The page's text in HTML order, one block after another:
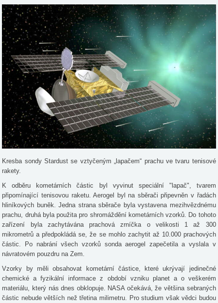
Kresba sondy Stardust se vztyčeným „lapačem“ prachu ve tvaru tenisové
rakety.
K odběru kometárních částic byl vyvinut speciální "lapač", tvarem
připomínající tenisovou raketu. Aerogel byl na sběrači připevněn v řadách
hliníkových buněk. Jedna strana sběrače byla vystavena mezihvězdnému
prachu, druhá byla použita pro shromáždění kometárních vzorků. Do tohoto
zařízení byla zachytávána prachová zrníčka o velikosti 1 až 300
mikrometrů a předpokládá se, že se mohlo zachytit až 10.000 prachových
částic. Po nabrání všech vzorků sonda aerogel zapečetila a vyslala v
návratovém pouzdru na Zem.
Vzorky by měli obsahovat kometární částice, které ukrývají jedinečné
chemické a fyzikální informace z období vzniku planet a o veškerém
materiálu, který nás dnes obklopuje. NASA očekává, že většina sebraných
částic nebude větších než třetina milimetru. Pro studium však vědci budou